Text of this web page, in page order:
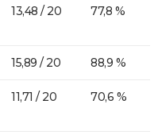
13,48 / 20 77,8 %
15,89 / 20 88,9 %
11,71 / 20 70,6 %